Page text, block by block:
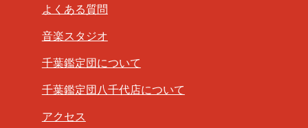
よくある質問
音楽スタジオ
千葉鑑定団について
千葉鑑定団八千代店について
アクセス